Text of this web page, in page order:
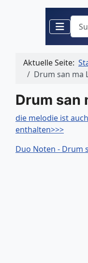
Aktuelle Seite:
Drum san ma
Drum san
die melodie ist
enthalten>>>
Duo Noten - Drum